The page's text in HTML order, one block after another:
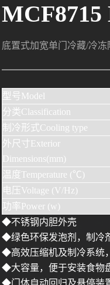
MCF8715
底置式加宽单门冷藏/冷冻
型号Model
分类Classification
制冷形式Cooling type
外尺寸Exterior
Dimensions(mm)
温度 Temperature (℃ )
电压Voltage (V/Hz)
功率Power (w)
◆不锈钢内胆外壳
◆绿色环保发泡剂，制冷
◆高效压缩机及制冷系统
◆大容量，便于安装食物
◆门体自动回归及悬停装